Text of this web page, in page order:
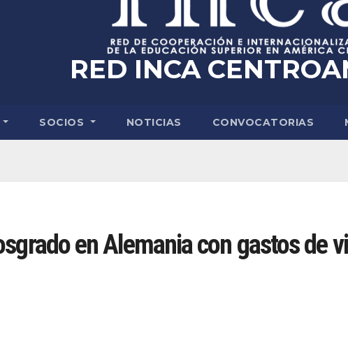
RED INCA
SOCIOS NOTICIAS CONVOCATORIAS
en Alemania con gastos de